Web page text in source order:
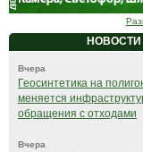
НОВОСТИ
Вчера
Геосинтетика на
меняется
обращения с отходами
Вчера